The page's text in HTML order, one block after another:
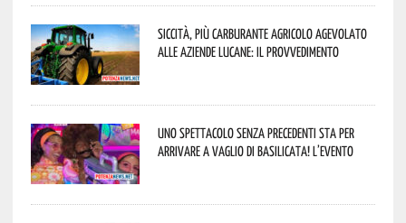
Siccità, più carburante agricolo agevolato
alle aziende lucane: il provvedimento
Uno spettacolo senza precedenti sta per
arrivare a Vaglio di Basilicata! L’evento